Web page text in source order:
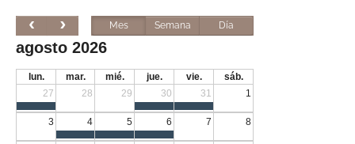
Mes Semana Día
agosto 2026
lun. mar. mié. jue. vie.
sáb.
27
28 29 30 31 1
3 4 5 6 7 8